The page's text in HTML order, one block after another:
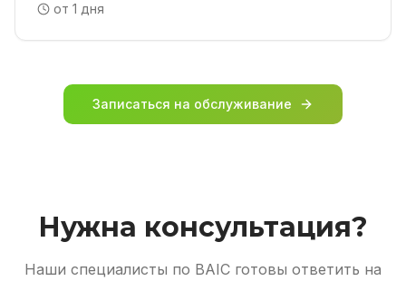
от 1 дня
Записаться на обслуживание
Нужна консультация?
Наши специалисты по BAIC готовы ответить на